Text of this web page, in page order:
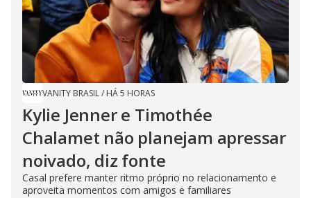
VANITY BRASIL/ HÁ 5 HORAS
Kylie Jenner e Timothée
Chalamet não planejam apressar
noivado, diz fonte
Casal prefere manter ritmo próprio no relacionamento e
aproveita momentos com amigos e familiares